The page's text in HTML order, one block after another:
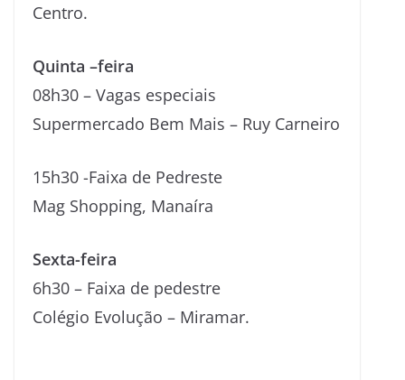
Centro.
Quinta –feira
08h30 – Vagas especiais
Supermercado Bem Mais – Ruy Carneiro
15h30 -Faixa de Pedreste
Mag Shopping, Manaíra
Sexta-feira
6h30 – Faixa de pedestre
Colégio Evolução – Miramar.